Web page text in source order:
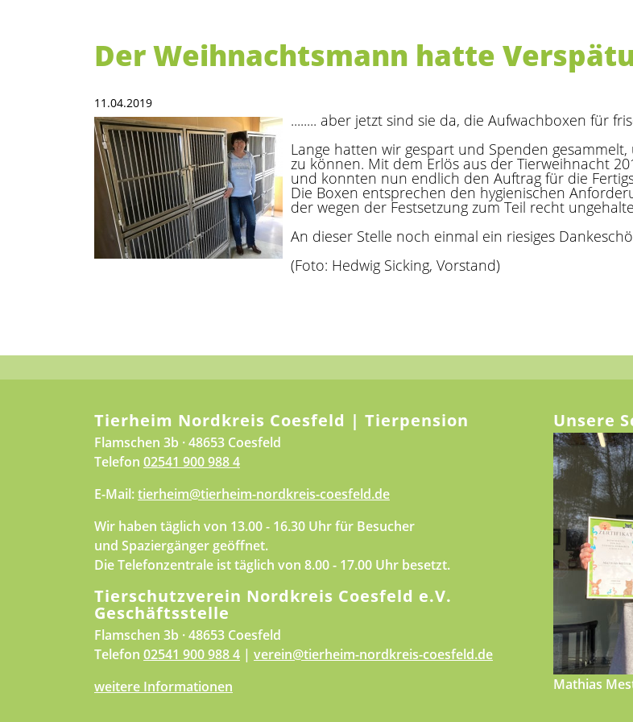
Der Weihnachtsmann hatte
11.04.2019
........ aber jetzt sind sie da, die Aufwachboxen für
Lange hatten wir gespart und Spenden
zu können. Mit dem Erlös aus der Tierweihnacht
und konnten nun endlich den Auftrag für die
Die Boxen entsprechen den hygienischen
der wegen der Festsetzung zum Teil recht
An dieser Stelle noch einmal ein riesiges
(Foto: Hedwig Sicking, Vorstand)
Tierheim Nordkreis Coesfeld | Tierpension
Flamschen 3b · 48653 Coesfeld
Telefon 02541 900 988 4
E-Mail:tierheim@tierheim-nordkreis-coesfeld.de
Wir haben täglich von 13.00 - 16.30 Uhr für Besucher
und Spaziergänger geöffnet.
Die Telefonzentrale ist täglich von 8.00 - 17.00 Uhr besetzt.
Tierschutzverein Nordkreis Coesfeld e.V.
Geschäftsstelle
Flamschen 3b · 48653 Coesfeld
Telefon 02541 900 988 4 | verein@tierheim-nordkreis-coesfeld.de
weitere Informationen
Unsere
Mathias